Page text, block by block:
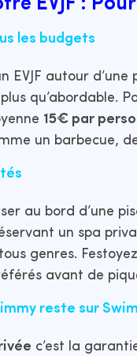
EVJF :
les budgets
EVJF autour
qu’abordable.
15€ par
un barbecue,
au bord d’une
un spa
genres.
avant de
reste sur
c’est la